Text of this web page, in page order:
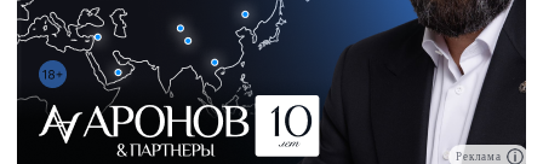
Реклама